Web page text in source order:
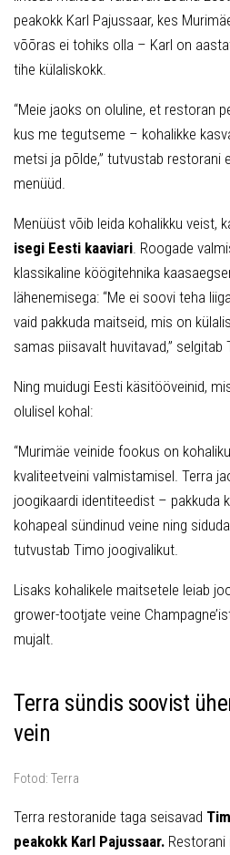
peakokk Karl Pajussaar, kes
võõras ei tohiks olla – Karl on
tihe külaliskokk.
“Meie jaoks on oluline, et restoran
kus me tegutseme – kohalikke
metsi ja põlde,” tutvustab restorani
menüüd.
Menüüst võib leida kohalikku veist,
isegi Eesti kaaviari. Roogade
klassikaline köögitehnika
lähenemisega: “Me ei soovi teha
vaid pakkuda maitseid, mis on
samas piisavalt huvitavad,” selgitab
Ning muidugi Eesti käsitööveinid,
olulisel kohal:
“Murimäe veinide fookus on
kvaliteetveini valmistamisel. Terra
joogikaardi identiteedist – pakkuda
kohapeal sündinud veine ning
tutvustab Timo joogivalikut.
Lisaks kohalikele maitsetele leiab
grower-tootjate veine
mujalt.
Terra sündis soovist
vein
Fotod: Terra
Terra restoranide taga seisavad
peakokk Karl Pajussaar.